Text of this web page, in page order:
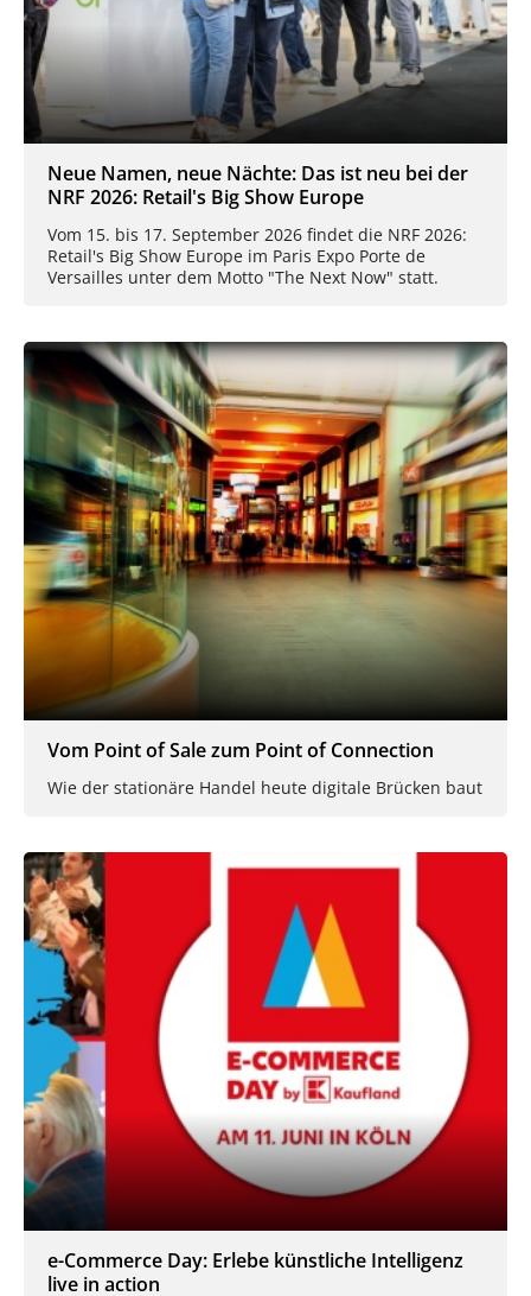
Neue Namen, neue Nächte: Das ist neu bei der
NRF 2026: Retail's Big Show Europe
Vom 15. bis 17. September 2026 findet die NRF 2026:
Retail's Big Show Europe im Paris Expo Porte de
Versailles unter dem Motto "The Next Now" statt.
Vom Point of Sale zum Point of Connection
Wie der stationäre Handel heute digitale Brücken baut
e-Commerce Day: Erlebe künstliche Intelligenz
live in action